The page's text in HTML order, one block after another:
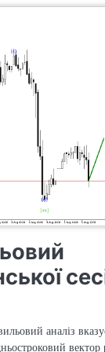
аналіз
вектор